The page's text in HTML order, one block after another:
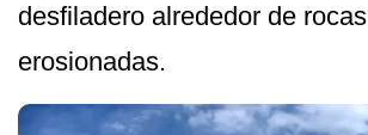
desfiladero alrededor de rocas
erosionadas.